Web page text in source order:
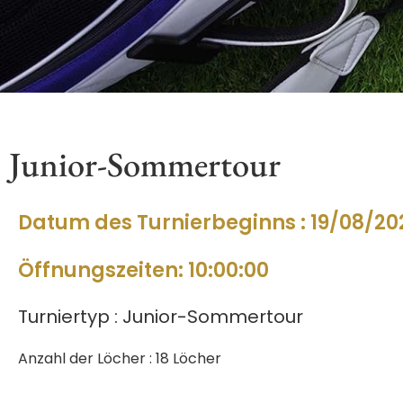
Junior-Sommertour
Datum des Turnierbeginns : 19/08/
Öffnungszeiten: 10:00:00
Turniertyp : Junior-Sommertour
Anzahl der Löcher : 18 Löcher